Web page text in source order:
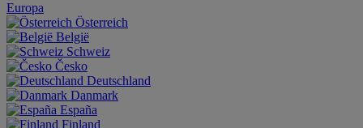
Europa
Österreich
België
Schweiz
Česko
Deutschland
Danmark
España
Finland